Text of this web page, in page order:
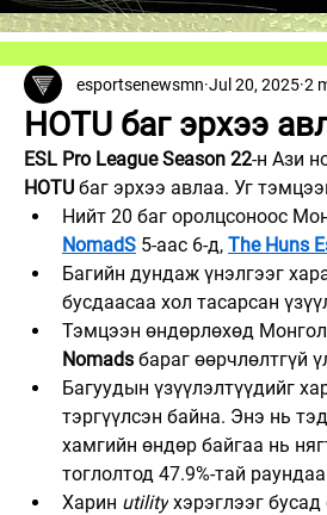
HOTU баг эрхээ
esportsenewsmn Jul 20, 2025 2
ESL Pro League Season 22-н Ази
HOTU баг эрхээ авлаа. Уг
Нийт 20 баг оролцсоноос
NomadS 5-аас 6-д, The Huns
Багийн дундаж үнэлгээг
бусдаасаа хол тасарсан
Тэмцээн өндөрлөхөд
Nomads бараг өөрчлөлтгүй
Багуудын үзүүлэлтүүдийг
тэргүүлсэн байна. Энэ нь
хамгийн өндөр байгаа нь
тоглолтод 47.9%-тай
Харин utility хэрэглээг